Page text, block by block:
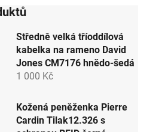
Středně velká tříoddílová
kabelka na rameno David
Jones CM7176 hnědo-šedá
1 000 Kč
Kožená peněženka Pierre
Cardin Tilak12.326 s